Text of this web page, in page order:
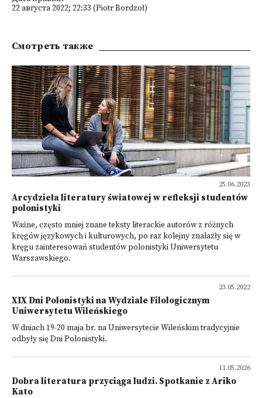
22 августа 2022; 22:33 (Piotr Bordzoł)
Смотреть также
25.06.2023
Arcydzieła literatury światowej w refleksji studentów
polonistyki
Ważne, często mniej znane teksty literackie autorów z różnych
kręgów językowych i kulturowych, po raz kolejny znalazły się w
kręgu zainteresowań studentów polonistyki Uniwersytetu
Warszawskiego.
23.05.2022
XIX Dni Polonistyki na Wydziale Filologicznym
Uniwersytetu Wileńskiego
W dniach 19-20 maja br. na Uniwersytecie Wileńskim tradycyjnie
odbyły się Dni Polonistyki.
11.05.2026
Dobra literatura przyciąga ludzi. Spotkanie z Ariko
Kato